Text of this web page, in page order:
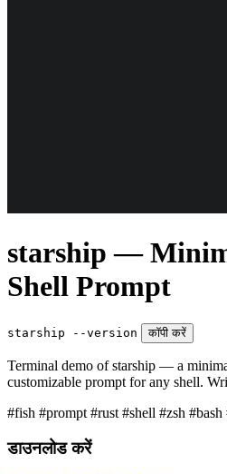
starship —
Shell Prompt
starship --version कॉपी करें
Terminal demo of starship — a
customizable prompt for any shell.
#fish #prompt #rust #shell #zsh #bash
डाउनलोड करें